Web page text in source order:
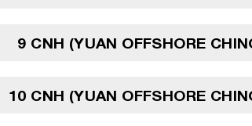
9 CNH (YUAN OFFSHORE
10 CNH (YUAN OFFSHORE